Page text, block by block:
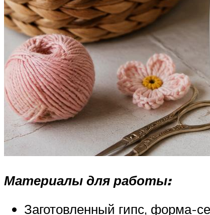
Материалы для работы:
Заготовленный гипс, форма-